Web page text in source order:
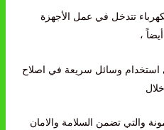
تتدخل في عمل الأجهزة
،
استخدام وسائل سريعة في اصلاح
والتي تضمن السلامة والامان